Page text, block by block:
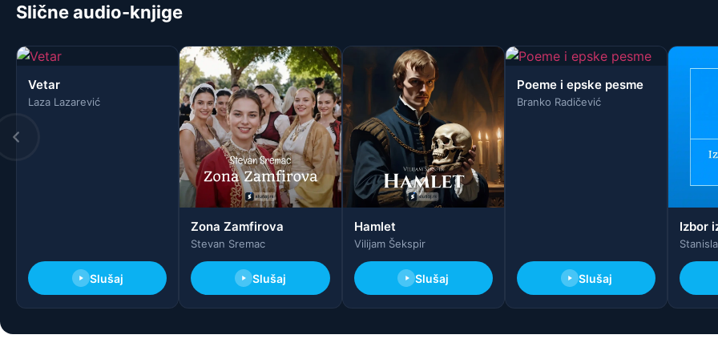
Slične audio-knjige
Vetar
Laza Lazarević
Slušaj
Zona Zamfirova
Stevan Sremac
Slušaj
Hamlet
Vilijam Šekspir
Slušaj
Poeme i epske pesme
Branko Radičević
Slušaj
Izbor